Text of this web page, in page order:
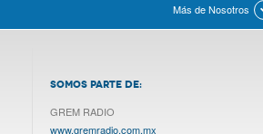
Más de Nosotros
SOMOS PARTE DE:
GREM RADIO
www.gremradio.com.mx